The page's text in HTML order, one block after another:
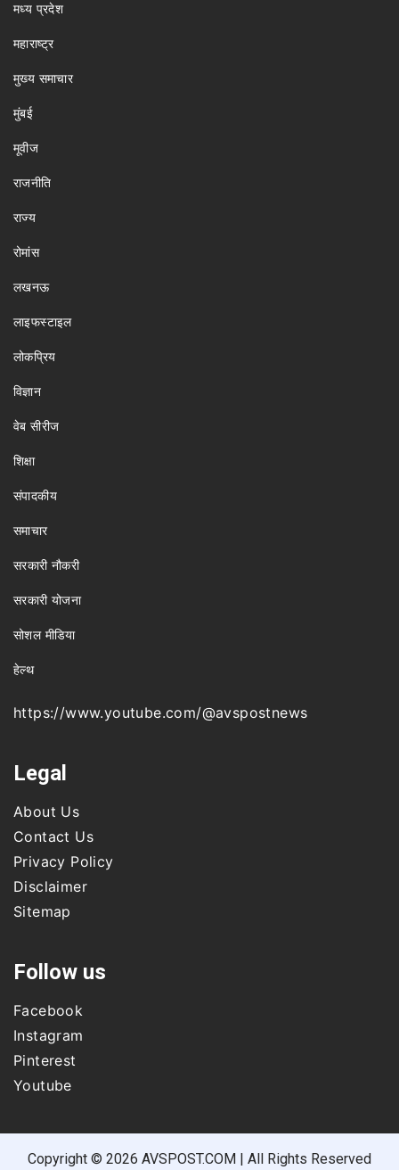
मध्य प्रदेश
महाराष्ट्र
मुख्य समाचार
मुंबई
मूवीज
राजनीति
राज्य
रोमांस
लखनऊ
लाइफस्टाइल
लोकप्रिय
विज्ञान
वेब सीरीज
शिक्षा
संपादकीय
समाचार
सरकारी नौकरी
सरकारी योजना
सोशल मीडिया
हेल्थ
https://www.youtube.com/@avspostnews
Legal
About Us
Contact Us
Privacy Policy
Disclaimer
Sitemap
Follow us
Facebook
Instagram
Pinterest
Youtube
Copyright © 2026 AVSPOST.COM | All Rights Reserved